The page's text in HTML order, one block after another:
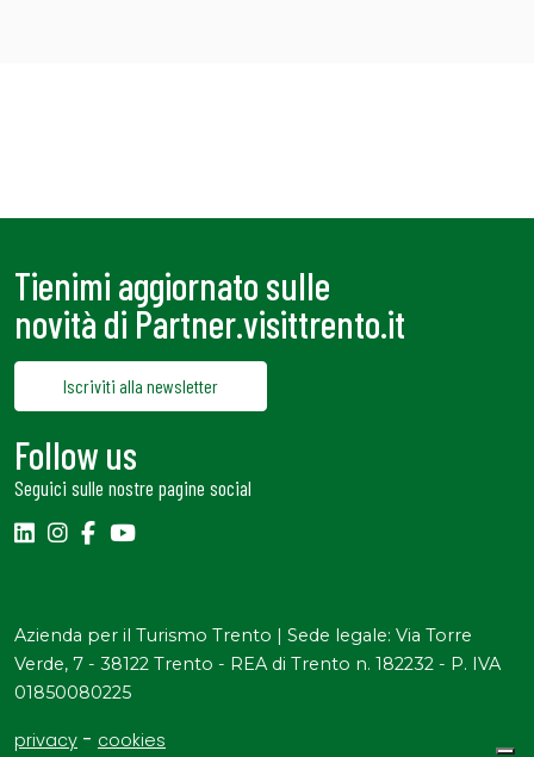
Tienimi aggiornato sulle
novità di Partner.visittrento.it
Iscriviti alla newsletter
Follow us
Seguici sulle nostre pagine social
Azienda per il Turismo Trento | Sede legale: Via Torre
Verde, 7 - 38122 Trento - REA di Trento n. 182232 - P. IVA
01850080225
privacy - cookies